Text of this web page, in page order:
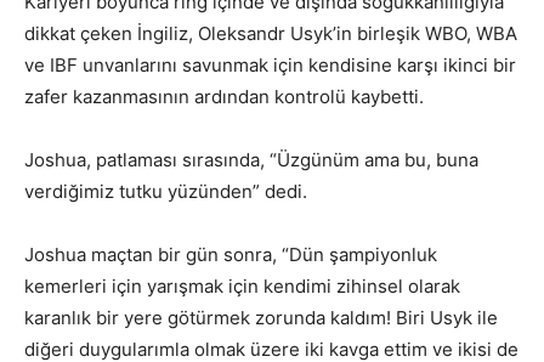
dikkat çeken İngiliz, Oleksandr Usyk’in birleşik WBO, WBA
ve IBF unvanlarını savunmak için kendisine karşı ikinci bir
zafer kazanmasının ardından kontrolü kaybetti.
Joshua, patlaması sırasında, “Üzgünüm ama bu, buna
verdiğimiz tutku yüzünden” dedi.
Joshua maçtan bir gün sonra, “Dün şampiyonluk
kemerleri için yarışmak için kendimi zihinsel olarak
karanlık bir yere götürmek zorunda kaldım! Biri Usyk ile
diğeri duygularımla olmak üzere iki kavga ettim ve ikisi de